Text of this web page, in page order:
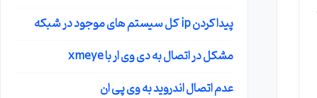
پیدا کردن ip کل سیستم های موجود در شبکه
مشکل در اتصال به دی وی ار با xmeye
عدم اتصال اندروید به وی پی ان